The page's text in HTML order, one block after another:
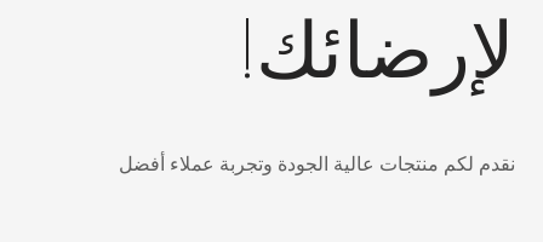
لكم منتجات عالية الجودة وتجربة عملاء أفضل